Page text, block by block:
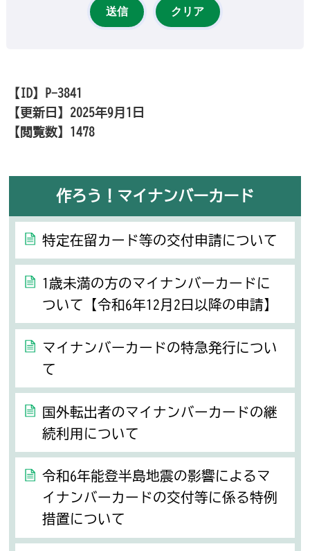
【ID】
P-3841
【更新日】 2025年9月1日
【閲覧数】 1478
作ろう！マイナンバーカード
特定在留カード等の交付申請について
1歳未満の方のマイナンバーカードに
ついて【令和6年12月2日以降の申請】
マイナンバーカードの特急発行につい
て
国外転出者のマイナンバーカードの継
続利用について
令和6年能登半島地震の影響によるマ
イナンバーカードの交付等に係る特例
措置について